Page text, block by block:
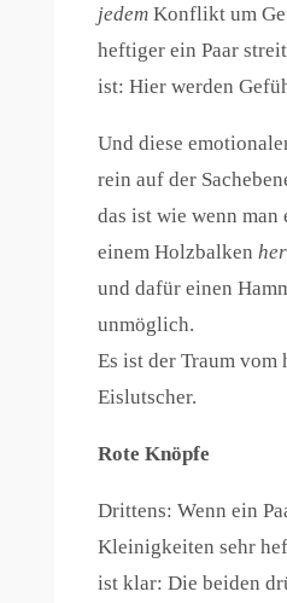
jedemKonflikt um
heftiger ein Paar
ist: Hier werden
Und diese
rein auf der
das ist wie wenn man
einem Holzbalken
und dafür einen
unmöglich.
Es ist der Traum vom
Eislutscher.
Rote Knöpfe
Drittens: Wenn ein
Kleinigkeiten sehr
ist klar: Die beiden